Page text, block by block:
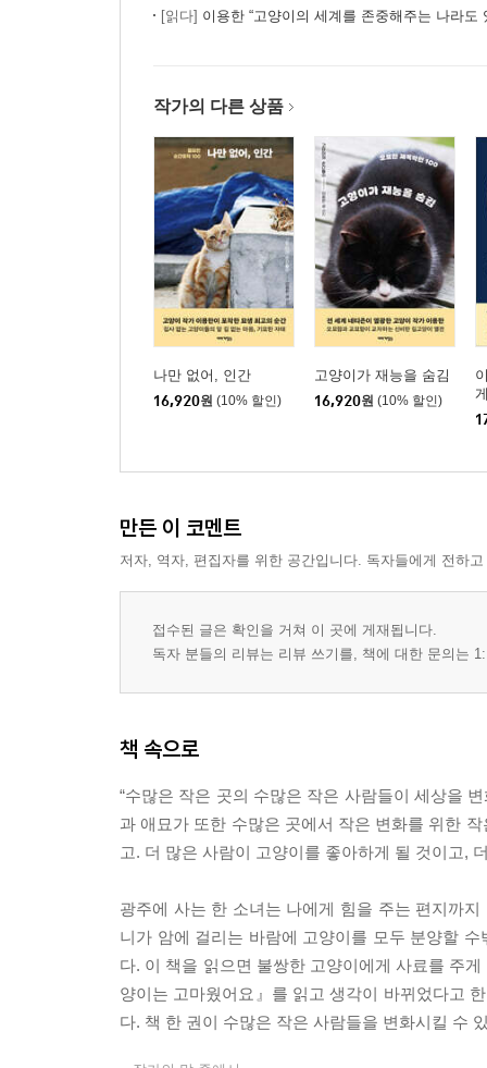
[읽다] 이용한 “고양이의 세계를 존중해주는 나라도
작가의 다른 상품
나만 없어, 인간
16,920원 (10% 할인)
고양이가 재능을 숨김
16,920원 (10% 할인)
만든 이 코멘트
저자, 역자, 편집자를 위한 공간입니다. 독자들에게 전하
접수된 글은 확인을 거쳐 이 곳에 게재됩니다.
독자 분들의 리뷰는 리뷰 쓰기를, 책에 대한 문의는
책 속으로
“수많은 작은 곳의 수많은 작은 사람들이 세상을
과 애묘가 또한 수많은 곳에서 작은 변화를 위한
고. 더 많은 사람이 고양이를 좋아하게 될 것이고,
광주에 사는 한 소녀는 나에게 힘을 주는 편지까
니가 암에 걸리는 바람에 고양이를 모두 분양할
다. 이 책을 읽으면 불쌍한 고양이에게 사료를 주
양이는 고마웠어요』를 읽고 생각이 바뀌었다고
다. 책 한 권이 수많은 작은 사람들을 변화시킬 수